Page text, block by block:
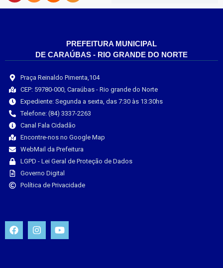
PREFEITURA MUNICIPAL
DE CARAÚBAS - RIO GRANDE DO NORTE
Praça Reinaldo Pimenta,104
CEP: 59780-000, Caraúbas - Rio grande do Norte
Expediente: Segunda a sexta, das 7:30 às 13:30hs
Telefone: (84) 3337-2263
Canal Fala Cidadão
Encontre-nos no Google Map
WebMail da Prefeitura
LGPD - Lei Geral de Proteção de Dados
Governo Digital
Política de Privacidade